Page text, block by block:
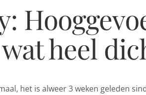
heel
het is alweer 3 weken geleden